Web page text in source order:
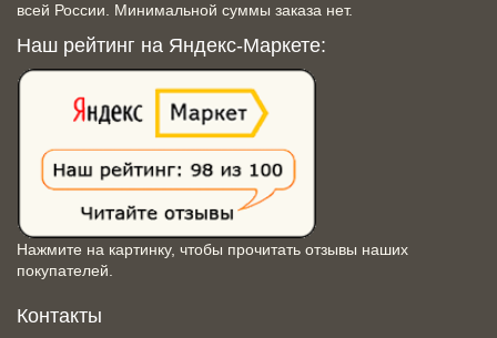
всей России. Минимальной суммы заказа нет.
Наш рейтинг на Яндекс-Маркете:
Нажмите на картинку, чтобы прочитать отзывы наших
покупателей.
Контакты